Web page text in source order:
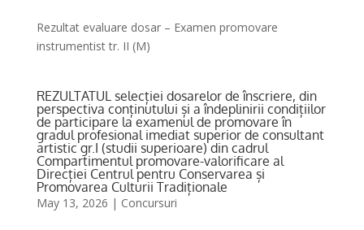
Rezultat evaluare dosar – Examen promovare
instrumentist tr. II (M)
REZULTATUL selecției dosarelor de înscriere, din
perspectiva conținutului și a îndeplinirii condițiilor
de participare la examenul de promovare în
gradul profesional imediat superior de consultant
artistic gr.I (studii superioare) din cadrul
Compartimentul promovare-valorificare al
Direcției Centrul pentru Conservarea și
Promovarea Culturii Tradiționale
May 13, 2026 | Concursuri